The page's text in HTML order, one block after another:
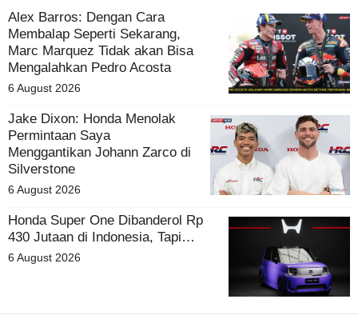
Alex Barros: Dengan Cara
Membalap Seperti Sekarang,
Marc Marquez Tidak akan Bisa
Mengalahkan Pedro Acosta
6 August 2026
Jake Dixon: Honda Menolak
Permintaan Saya
Menggantikan Johann Zarco di
Silverstone
6 August 2026
Honda Super One Dibanderol Rp
430 Jutaan di Indonesia, Tapi…
6 August 2026